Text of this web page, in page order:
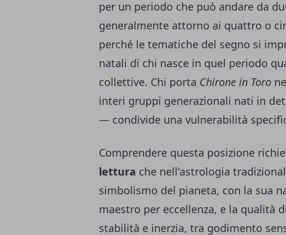
per un periodo che può andare da
generalmente attorno ai quattro o
perché le tematiche del segno si
natali di chi nasce in quel periodo
collettive. Chi porta Chirone in Toro
interi gruppi generazionali nati in
— condivide una vulnerabilità
Comprendere questa posizione
lettura che nell'astrologia
simbolismo del pianeta, con la sua
maestro per eccellenza, e la qualità
stabilità e inerzia, tra godimento